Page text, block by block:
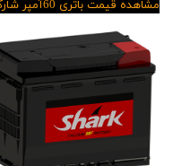
مشاهده قیمت باتری 60آمپر شارک مناسب هیوندای ولستر در اصفهان